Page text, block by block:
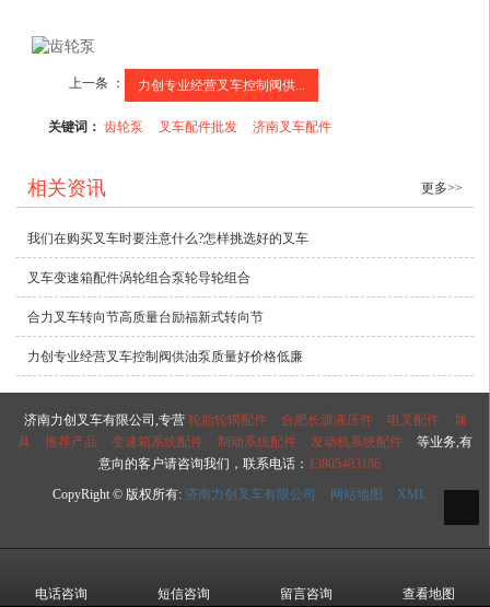
上一条 ： 力创专业经营叉车控制阀供...
关键词：齿轮泵 叉车配件批发 济南叉车配件
相关资讯 更多>>
我们在购买叉车时要注意什么?怎样挑选好的叉车
叉车变速箱配件涡轮组合泵轮导轮组合
合力叉车转向节高质量台励福新式转向节
力创专业经营叉车控制阀供油泵质量好价格低廉
济南力创叉车有限公司,专营 轮胎轮辋配件 合肥长源液压件 电叉配件
属
具
推荐产品 变速箱系统配件 制动系统配件 发动机系统配件
等业务,有
意向的客户请咨询我们，联系电话： 13805403186
CopyRight © 版权所有: 济南力创叉车有限公司 网站地图 XML
电话咨询 短信咨询 留言咨询 查看地图